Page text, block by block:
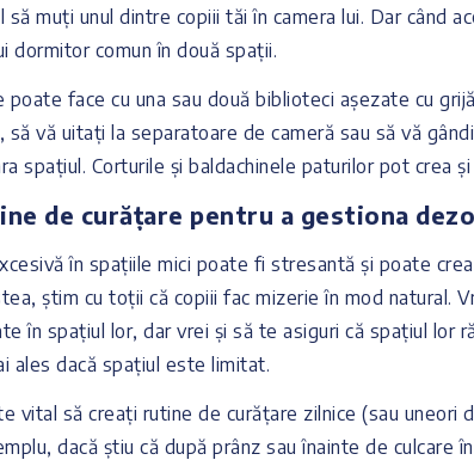
să muți unul dintre copiii tăi în camera lui. Dar când
dormitor comun în două spații.
poate face cu una sau două biblioteci așezate cu
să vă uitați la separatoare de cameră sau să vă
spațiul. Corturile și baldachinele paturilor pot crea
de curățare pentru a gestiona
în spațiile mici poate fi stresantă și poate
știm cu toții că copiii fac mizerie în mod natural.
în spațiul lor, dar vrei și să te asiguri că spațiul lor
ales dacă spațiul este limitat.
vital să creați rutine de curățare zilnice (sau uneori
dacă știu că după prânz sau înainte de culcare